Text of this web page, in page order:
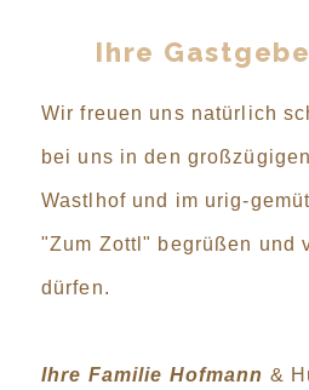
Ihre
Wir freuen uns natürlich
bei uns in den
Wastlhof und im urig-
"Zum Zottl" begrüßen und
dürfen.
Ihre Familie Hofmann &